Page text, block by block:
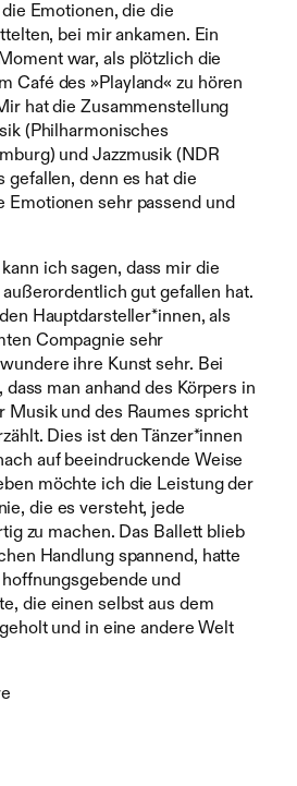
Emotionen, die die
bei mir ankamen. Ein
war, als plötzlich die
Café des »Playland« zu hören
hat die Zusammenstellung
(Philharmonisches
und Jazzmusik (NDR
gefallen, denn es hat die
Emotionen sehr passend und
ich sagen, dass mir die
gut gefallen hat.
Hauptdarsteller*innen, als
Compagnie sehr
ihre Kunst sehr. Bei
man anhand des Körpers in
Musik und des Raumes spricht
Dies ist den Tänzer*innen
auf beeindruckende Weise
möchte ich die Leistung der
die es versteht, jede
zu machen. Das Ballett blieb
Handlung spannend, hatte
und
die einen selbst aus dem
und in eine andere Welt